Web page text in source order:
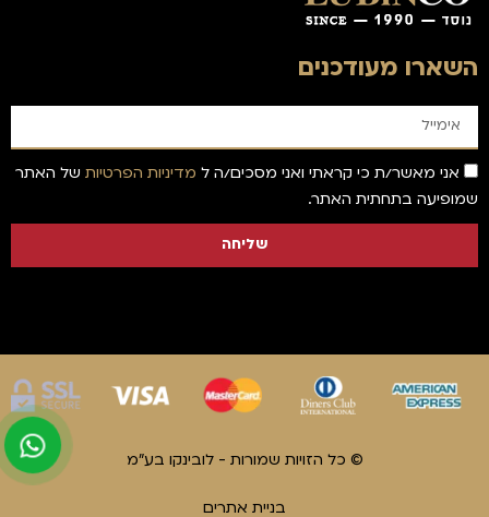
השארו מעודכנים
אני מאשר/ת כי קראתי ואני מסכים/ה ל מדיניות הפרטיות של האתר
שמופיעה בתחתית האתר.
שליחה
© כל הזויות שמורות - לובינקו בע"מ
בניית אתרים